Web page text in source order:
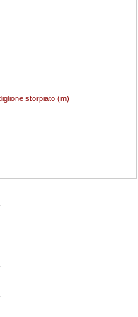
storpiato (m)